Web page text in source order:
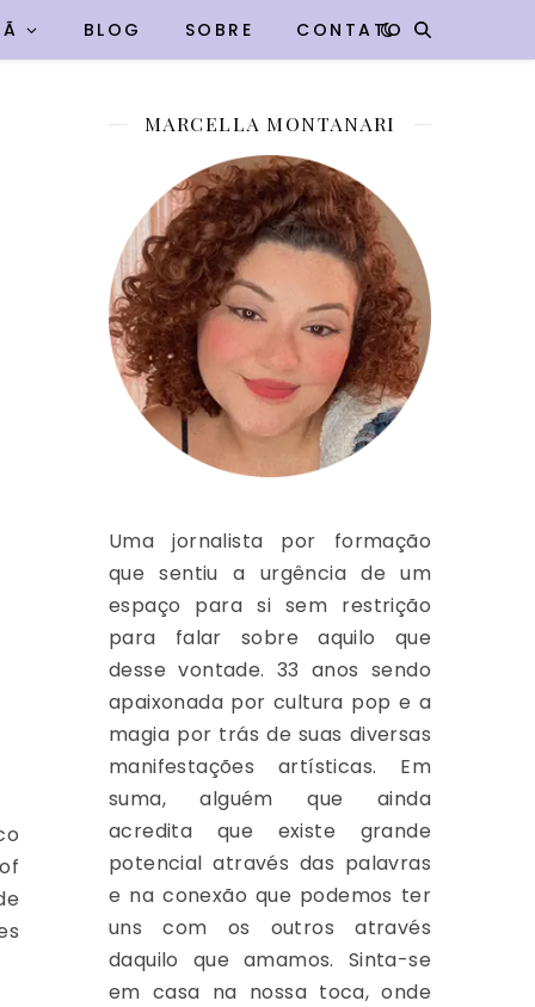
BLOG SOBRE CONTATO
MARCELLA MONTANARI
Uma jornalista por formação
que sentiu a urgência de um
espaço para si sem restrição
para falar sobre aquilo que
desse vontade. 33 anos sendo
apaixonada por cultura pop e a
magia por trás de suas diversas
manifestações artísticas. Em
suma, alguém que ainda
acredita que existe grande
potencial através das palavras
e na conexão que podemos ter
uns com os outros através
daquilo que amamos. Sinta-se
em casa na nossa toca, onde